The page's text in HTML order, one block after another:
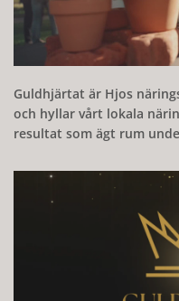
Guldhjärtat är Hjos
och hyllar vårt lokala
resultat som ägt rum